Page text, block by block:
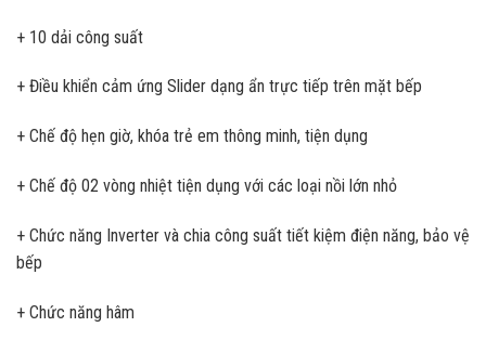
+ 10 dải công suất
+ Điều khiển cảm ứng Slider dạng ẩn trực tiếp trên mặt bếp
+ Chế độ hẹn giờ, khóa trẻ em thông minh, tiện dụng
+ Chế độ 02 vòng nhiệt tiện dụng với các loại nồi lớn nhỏ
+ Chức năng Inverter và chia công suất tiết kiệm điện năng, bảo vệ
bếp
+ Chức năng hâm